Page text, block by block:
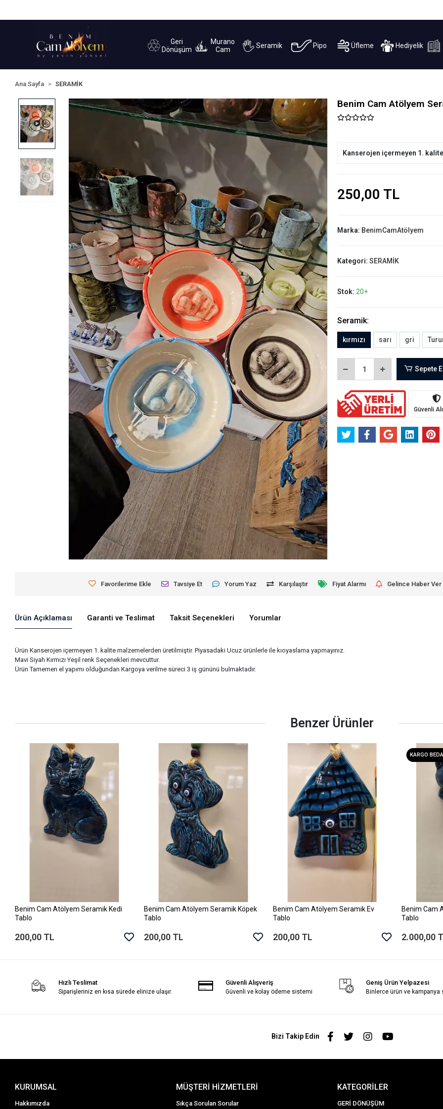
Geri
Dönüşüm
Murano
Cam
Seramik Pipo Üfleme Hediyelik
Ana Sayfa SERAMİK
Benim Cam Atölyem
Kanserojen içermeyen 1.
250,00 TL
Marka: BenimCamAtölyem
Kategori: SERAMİK
Stok: 20+
Seramik:
kırmızı sarı gri
Sepete
Güvenli
Favorilerime Ekle Tavsiye Et Yorum Yaz Karşılaştır Fiyat Alarmı Gelince Haber Ver
Ürün Açıklaması Garanti ve Teslimat Taksit Seçenekleri Yorumlar
Ürün Kanserojen içermeyen 1. kalite malzemelerden üretilmiştir. Piyasadaki Ucuz ürünlerle ile kıoyaslama yapmayınız.
Mavi Siyah Kırmızı Yeşil renk Seçenekleri mevcuttur.
Ürün Tamemen el yapımı olduğundan Kargoya verilme süreci 3 iş gününü bulmaktadır.
Benzer Ürünler
Sepete Ekle
Benim Cam Atölyem Seramik Kedi
Tablo
200,00 TL
Sepete Ekle
Benim Cam Atölyem Seramik Köpek
Tablo
200,00 TL
Sepete Ekle
Benim Cam Atölyem Seramik Ev
Tablo
200,00 TL
KARGO
Benim Cam
Tablo
2.000,00
Hızlı Teslimat
Siparişleriniz en kısa sürede elinize ulaşır.
Güvenli Alışveriş
Güvenli ve kolay ödeme sistemi
Geniş Ürün Yelpazesi
Binlerce ürün ve kampanya
Bizi Takip Edin
KURUMSAL
Hakkımızda
MÜŞTERİ HİZMETLERİ
Sıkça Sorulan Sorular
KATEGORİLER
GERİ DÖNÜŞÜM